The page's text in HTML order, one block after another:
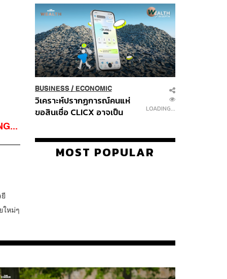
ใหม่ๆ
Order
BUSINESS/ ECONOMIC
วิเคราะห์ปรากฏการณ์คนแห่
ขอสินเชื่อ CLICX อาจเป็น
ปัญหาหนี้ครัวเรือนไทยที่ถูกซุก
LOADING...
MOST POPULAR